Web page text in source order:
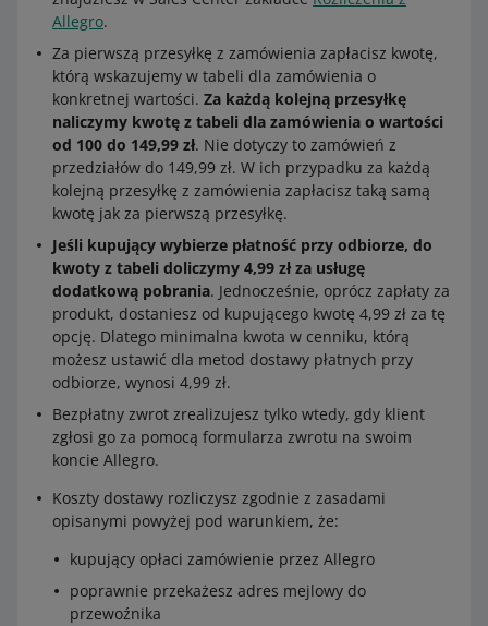
Allegro.
Za pierwszą przesyłkę z zamówienia zapłacisz kwotę,
którą wskazujemy w tabeli dla zamówienia o
konkretnej wartości. Za każdą kolejną przesyłkę
naliczymy kwotę z tabeli dla zamówienia o wartości
od 100 do 149,99 zł. Nie dotyczy to zamówień z
przedziałów do 149,99 zł. W ich przypadku za każdą
kolejną przesyłkę z zamówienia zapłacisz taką samą
kwotę jak za pierwszą przesyłkę.
Jeśli kupujący wybierze płatność przy odbiorze, do
kwoty z tabeli doliczymy 4,99 zł za usługę
dodatkową pobrania. Jednocześnie, oprócz zapłaty za
produkt, dostaniesz od kupującego kwotę 4,99 zł za tę
opcję. Dlatego minimalna kwota w cenniku, którą
możesz ustawić dla metod dostawy płatnych przy
odbiorze, wynosi 4,99 zł.
Bezpłatny zwrot zrealizujesz tylko wtedy, gdy klient
zgłosi go za pomocą formularza zwrotu na swoim
koncie Allegro.
Koszty dostawy rozliczysz zgodnie z zasadami
opisanymi powyżej pod warunkiem, że:
kupujący opłaci zamówienie przez Allegro
poprawnie przekażesz adres mejlowy do
przewoźnika